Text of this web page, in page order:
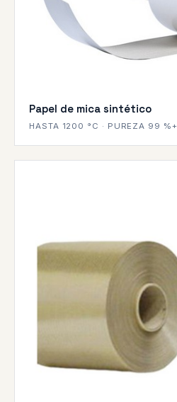
Papel de mica sintético
HASTA 1200 °C · PUREZA 99 %+